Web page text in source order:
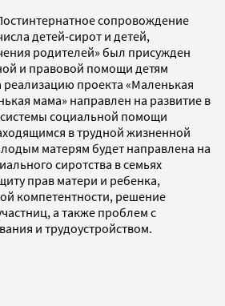
сопровождение
детей-сирот и детей,
родителей» был присужден
и правовой помощи детям
реализацию проекта «Маленькая
мама» направлен на развитие в
социальной помощи
в трудной жизненной
матерям будет направлена на
сиротства в семьях
прав матери и ребенка,
компетентности, решение
а также проблем с
и трудоустройством.